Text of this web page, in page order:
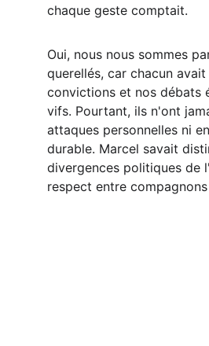
chaque geste comptait.
Oui, nous nous sommes
querellés, car chacun avait
convictions et nos débats
vifs. Pourtant, ils n'ont
attaques personnelles ni
durable. Marcel savait
divergences politiques de
respect entre